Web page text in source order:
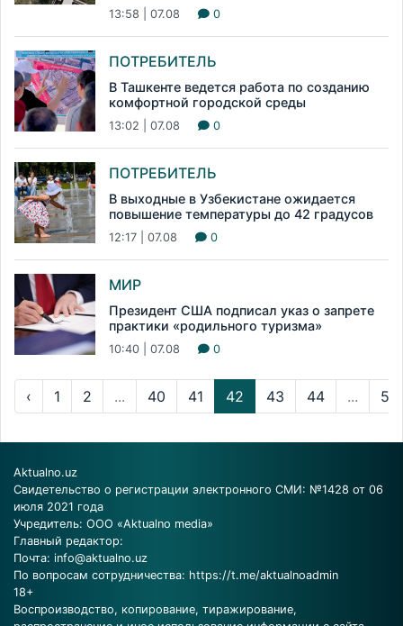
13:58 | 07.08 0
ПОТРЕБИТЕЛЬ
В Ташкенте ведется работа по созданию
комфортной городской среды
13:02 | 07.08 0
ПОТРЕБИТЕЛЬ
В выходные в Узбекистане ожидается
повышение температуры до 42 градусов
12:17 | 07.08 0
МИР
Президент США подписал указ о запрете
практики «родильного туризма»
10:40 | 07.08 0
‹ 1 2 ... 40 41 42 43 44 ... 53
Aktualno.uz
Свидетельство о регистрации электронного СМИ: №1428 от 06
июля 2021 года
Учредитель: ООО «Aktualno media»
Главный редактор:
Почта: info@aktualno.uz
По вопросам сотрудничества: https://t.me/aktualnoadmin
18+
Воспроизводство, копирование, тиражирование,